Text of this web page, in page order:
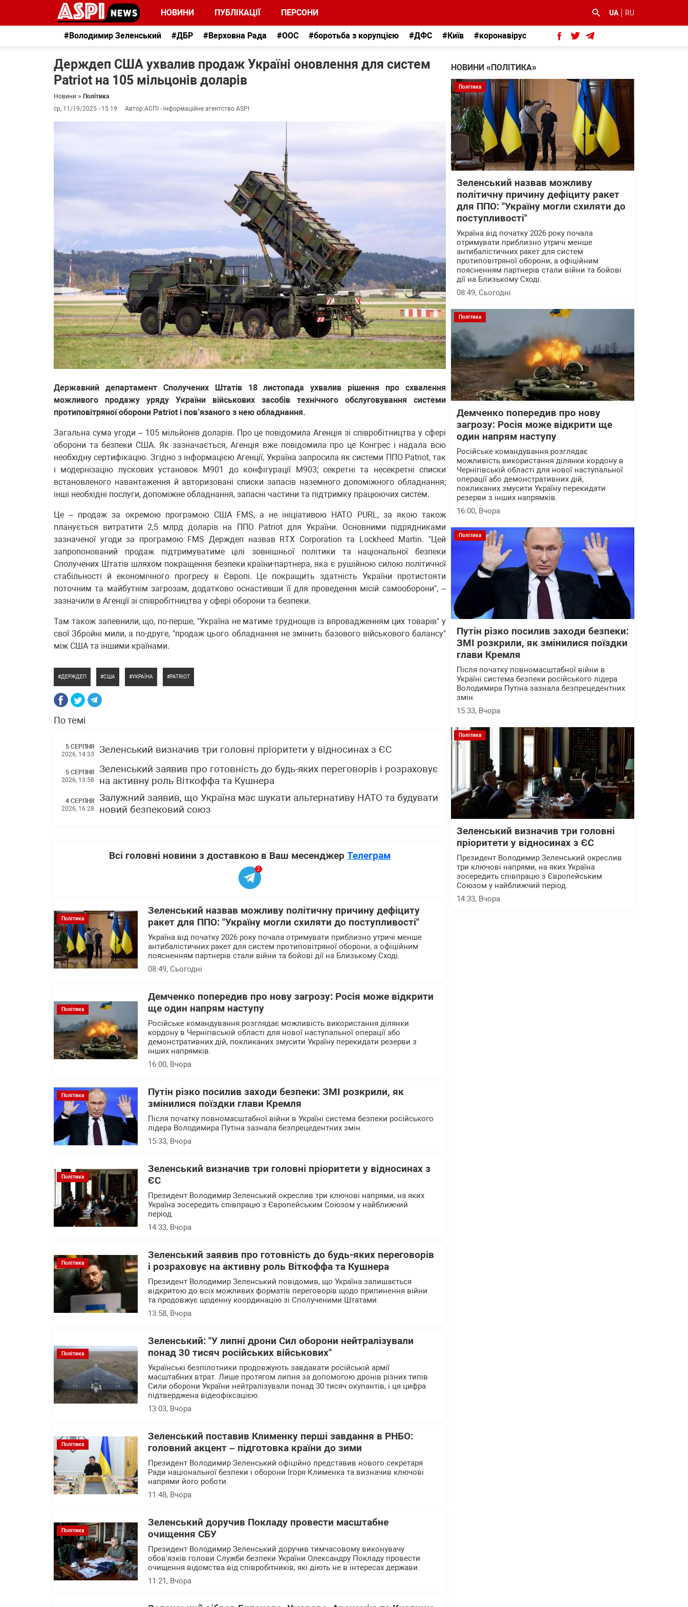
НОВИНИ ПУБЛІКАЦІЇ ПЕРСОНИ UA RU
#Володимир Зеленський #ДБР #Верховна Рада #ООС #боротьба з корупцією #ДФС #Київ #коронавірус
Держдеп США ухвалив продаж Україні оновлення для систем
Patriot на 105 мільцонів доларів
Новини » Політика
ср, 11/19/2025 - 15:19
Автор:АСПІ - інформаційне агентство ASPI
Державний департамент Сполучених Штатів 18 листопада ухвалив рішення про схвалення
можливого продажу уряду України військових засобів технічного обслуговування системи
протиповітряної оборони Patriot і пов’язаного з нею обладнання.
Загальна сума угоди – 105 мільйонів доларів. Про це повідомила Агенція зі співробітництва у сфері
оборони та безпеки США. Як зазначається, Агенція вже повідомила про це Конгрес і надала всю
необхідну сертифікацію. Згідно з інформацією Агенції, Україна запросила як системи ППО Patriot, так
і модернізацію пускових установок M901 до конфігурації M903; секретні та несекретні списки
встановленого навантаження й авторизовані списки запасів наземного допоміжного обладнання;
інші необхідні послуги, допоміжне обладнання, запасні частини та підтримку працюючих систем.
Це – продаж за окремою програмою США FMS, а не ініціативою НАТО PURL, за якою також
планується витратити 2,5 млрд доларів на ППО Patriot для України. Основними підрядниками
зазначеної угоди за програмою FMS Держдеп назвав RTX Corporation та Lockheed Martin. "Цей
запропонований продаж підтримуватиме цілі зовнішньої політики та національної безпеки
Сполучених Штатів шляхом покращення безпеки країни-партнера, яка є рушійною силою політичної
стабільності й економічного прогресу в Європі. Це покращить здатність України протистояти
поточним та майбутнім загрозам, додатково оснастивши її для проведення місій самооборони", –
зазначили в Агенції зі співробітництва у сфері оборони та безпеки.
Там також запевнили, що, по-перше, "Україна не матиме труднощів із впровадженням цих товарів" у
свої Збройні мили, а по-друге, "продаж цього обладнання не змінить базового військового балансу"
між США та іншими країнами.
ДЕРЖДЕП США УКРАЇНА PATRIOT
По темі
5 СЕРПНЯ
2026, 14:33
Зеленський визначив три головні пріоритети у відносинах з ЄС
5 СЕРПНЯ
2026, 13:58
Зеленський заявив про готовність до будь-яких переговорів і розраховує
на активну роль Віткоффа та Кушнера
4 СЕРПНЯ
2026, 16:28
Залужний заявив, що Україна має шукати альтернативу НАТО та будувати
новий безпековий союз
Всі головні новини з доставкою в Ваш месенджер Телеграм
2
Політика
Зеленський назвав можливу політичну причину дефіциту
ракет для ППО: "Україну могли схиляти до поступливості"
Україна від початку 2026 року почала отримувати приблизно утричі менше
антибалістичних ракет для систем протиповітряної оборони, а офіційним
поясненням партнерів стали війни та бойові дії на Близькому Сході.
08:49, Сьогодні
Політика
Демченко попередив про нову загрозу: Росія може відкрити
ще один напрям наступу
Російське командування розглядає можливість використання ділянки
кордону в Чернігівській області для нової наступальної операції або
демонстративних дій, покликаних змусити Україну перекидати резерви з
інших напрямків.
16:00, Вчора
Політика
Путін різко посилив заходи безпеки: ЗМІ розкрили, як
змінилися поїздки глави Кремля
Після початку повномасштабної війни в Україні система безпеки російського
лідера Володимира Путіна зазнала безпрецедентних змін.
15:33, Вчора
Політика
Зеленський визначив три головні пріоритети у відносинах з
ЄС
Президент Володимир Зеленський окреслив три ключові напрями, на яких
Україна зосередить співпрацю з Європейським Союзом у найближчий
період.
14:33, Вчора
Політика
Зеленський заявив про готовність до будь-яких переговорів
і розраховує на активну роль Віткоффа та Кушнера
Президент Володимир Зеленський повідомив, що Україна залишається
відкритою до всіх можливих форматів переговорів щодо припинення війни
та продовжує щоденну координацію зі Сполученими Штатами.
13:58, Вчора
Політика
Зеленський: "У липні дрони Сил оборони нейтралізували
понад 30 тисяч російських військових"
Українські безпілотники продовжують завдавати російській армії
масштабних втрат. Лише протягом липня за допомогою дронів різних типів
Сили оборони України нейтралізували понад 30 тисяч окупантів, і ця цифра
підтверджена відеофіксацією.
13:03, Вчора
Політика
Зеленський поставив Клименку перші завдання в РНБО:
головний акцент – підготовка країни до зими
Президент Володимир Зеленський офіційно представив нового секретаря
Ради національної безпеки і оборони Ігоря Клименка та визначив ключові
напрями його роботи.
11:48, Вчора
Політика
Зеленський доручив Покладу провести масштабне
очищення СБУ
Президент Володимир Зеленський доручив тимчасовому виконувачу
обов'язків голови Служби безпеки України Олександру Покладу провести
очищення відомства від співробітників, які діють не в інтересах держави.
11:21, Вчора
НОВИНИ «ПОЛІТИКА»
Політика
Зеленський назвав можливу
політичну причину дефіциту ракет
для ППО: "Україну могли схиляти до
поступливості"
Україна від початку 2026 року почала
отримувати приблизно утричі менше
антибалістичних ракет для систем
протиповітряної оборони, а офіційним
поясненням партнерів стали війни та бойові
дії на Близькому Сході.
08:49, Сьогодні
Політика
Демченко попередив про нову
загрозу: Росія може відкрити ще
один напрям наступу
Російське командування розглядає
можливість використання ділянки кордону в
Чернігівській області для нової наступальної
операції або демонстративних дій,
покликаних змусити Україну перекидати
резерви з інших напрямків.
16:00, Вчора
Політика
Путін різко посилив заходи безпеки:
ЗМІ розкрили, як змінилися поїздки
глави Кремля
Після початку повномасштабної війни в
Україні система безпеки російського лідера
Володимира Путіна зазнала безпрецедентних
змін.
15:33, Вчора
Політика
Зеленський визначив три головні
пріоритети у відносинах з ЄС
Президент Володимир Зеленський окреслив
три ключові напрями, на яких Україна
зосередить співпрацю з Європейським
Союзом у найближчий період.
14:33, Вчора